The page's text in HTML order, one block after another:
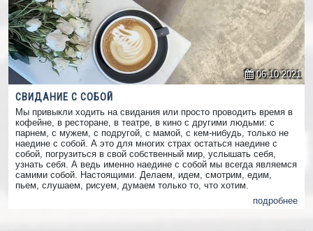
06.10.2021
СВИДАНИЕ С СОБОЙ
Мы привыкли ходить на свидания или просто проводить время в
кофейне, в ресторане, в театре, в кино с другими людьми: с
парнем, с мужем, с подругой, с мамой, с кем-нибудь, только не
наедине с собой. А это для многих страх остаться наедине с
собой, погрузиться в свой собственный мир, услышать себя,
узнать себя. А ведь именно наедине с собой мы всегда являемся
самими собой. Настоящими. Делаем, идем, смотрим, едим,
пьем, слушаем, рисуем, думаем только то, что хотим.
подробнее